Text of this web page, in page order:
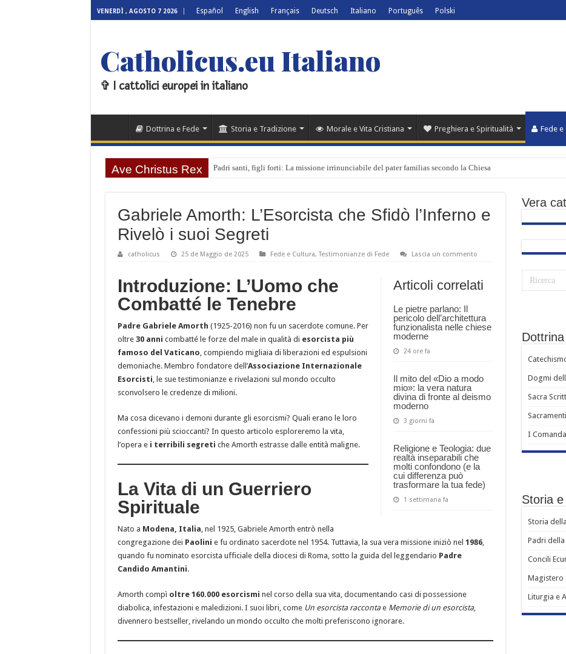
VENERDÌ , AGOSTO 7 2026 Español English Français Deutsch Italiano Português Polski
Catholicus.eu Italiano
✞ I cattolici europei in italiano
Dottrina e Fede Storia e Tradizione Morale e Vita Cristiana Preghiera e Spiritualità Fede e
Ave Christus Rex Padri santi, figli forti: La missione irrinunciabile del pater familias secondo la Chiesa
Il velo, la balaustra della Comunione e il presbiterio: il senso sacro della separazione tra il cielo e la terra
Devozione o superstizione? Come discernere le rivelazioni private alla luce della Chiesa
Le pietre parlano: Il pericolo dell’architettura funzionalista nelle chiese moderne
Il mito del «Dio a modo mio»: la vera natura divina di fronte al deismo moderno
Perché la legge umana che ignora la legge naturale diventa violenza: San Tommaso d’Aquino, il bene
La prudenza politica: la virtù dimenticata nell’era dei social network
Il bene comune contro l’individualismo moderno: la lezione della Scolastica
Gabriele Amorth: L’Esorcista che Sfidò l’Inferno e
Rivelò i suoi Segreti
catholicus 25 de Maggio de 2025 Fede e Cultura,Testimonianze di Fede Lascia un commento
Articoli correlati
Le pietre parlano: Il
pericolo dell’architettura
funzionalista nelle chiese
moderne
24 ore fa
Il mito del «Dio a modo
mio»: la vera natura
divina di fronte al deismo
moderno
3 giorni fa
Religione e Teologia: due
realtà inseparabili che
molti confondono (e la
cui differenza può
trasformare la tua fede)
1 settimana fa
Introduzione: L’Uomo che
Combatté le Tenebre
Padre Gabriele Amorth (1925-2016) non fu un sacerdote comune. Per
oltre 30 anni combatté le forze del male in qualità di esorcista più
famoso del Vaticano , compiendo migliaia di liberazioni ed espulsioni
demoniache. Membro fondatore dell’Associazione Internazionale
Esorcisti , le sue testimonianze e rivelazioni sul mondo occulto
sconvolsero le credenze di milioni.
Ma cosa dicevano i demoni durante gli esorcismi? Quali erano le loro
confessioni più scioccanti? In questo articolo esploreremo la vita,
l’opera e i terribili segreti che Amorth estrasse dalle entità maligne.
La Vita di un Guerriero
Spirituale
Nato a Modena, Italia , nel 1925, Gabriele Amorth entrò nella
congregazione dei Paolini e fu ordinato sacerdote nel 1954. Tuttavia, la sua vera missione iniziò nel 1986,
quando fu nominato esorcista ufficiale della diocesi di Roma, sotto la guida del leggendario Padre
Candido Amantini.
Amorth compì oltre 160.000 esorcismi nel corso della sua vita, documentando casi di possessione
diabolica, infestazioni e maledizioni. I suoi libri, come Un esorcista raccontae Memorie di un esorcista,
divennero bestseller, rivelando un mondo occulto che molti preferiscono ignorare.
Vera
Dogmi
Sacra
Sacramenti
I
Storia
Storia
Padri
Concili
Magistero
Liturgia e